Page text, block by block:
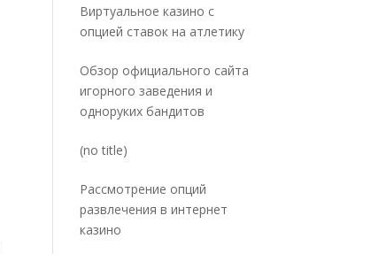
Виртуальное казино с
опцией ставок на атлетику
Обзор официального сайта
игорного заведения и
одноруких бандитов
(no title)
Рассмотрение опций
развлечения в интернет
казино